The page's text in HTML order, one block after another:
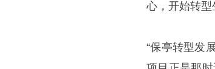
心，开始转型
“保亭转型发